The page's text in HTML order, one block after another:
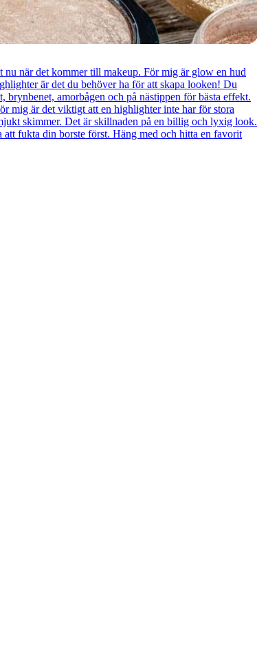
när det kommer till makeup. För mig är glow en hud
är det du behöver ha för att skapa looken! Du
amorbågen och på nästippen för bästa effekt.
mig är det viktigt att en highlighter inte har för stora
skimmer. Det är skillnaden på en billig och lyxig look.
fukta din borste först. Häng med och hitta en favorit